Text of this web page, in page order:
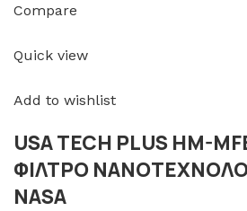
Compare
Quick view
Add to wishlist
USA TECH PLUS HM-
ΦΙΛΤΡΟ
NASA